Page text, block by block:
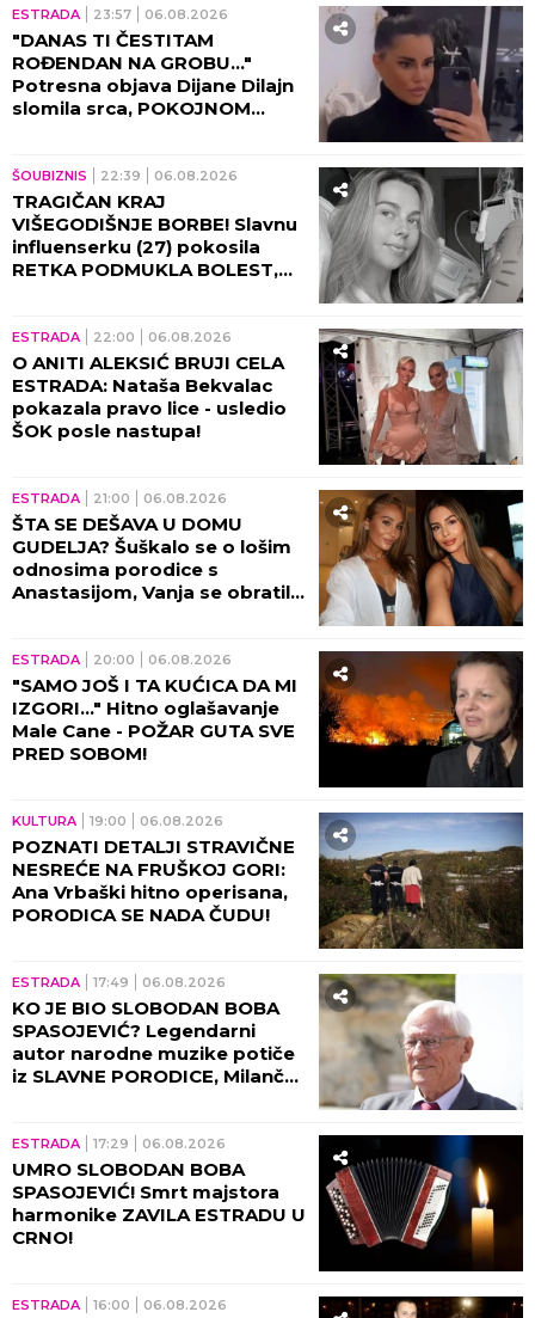
ESTRADA 23:57 06.08.2026
"DANAS TI ČESTITAM
ROĐENDAN NA GROBU..."
Potresna objava Dijane Dilajn
slomila srca, POKOJNOM
ŠOUBIZNIS 22:39 06.08.2026
TRAGIČAN KRAJ
VIŠEGODIŠNJE BORBE! Slavnu
influenserku (27) pokosila
RETKA PODMUKLA BOLEST,
ESTRADA 22:00 06.08.2026
O ANITI ALEKSIĆ BRUJI CELA
ESTRADA: Nataša Bekvalac
pokazala pravo lice - usledio
ŠOK posle nastupa!
ESTRADA 21:00 06.08.2026
ŠTA SE DEŠAVA U DOMU
GUDELJA? Šuškalo se o lošim
odnosima porodice s
Anastasijom, Vanja se obratila
ESTRADA 20:00 06.08.2026
"SAMO JOŠ I TA KUĆICA DA MI
IZGORI..." Hitno oglašavanje
Male Cane - POŽAR GUTA SVE
PRED SOBOM!
KULTURA 19:00 06.08.2026
POZNATI DETALJI STRAVIČNE
NESREĆE NA FRUŠKOJ GORI:
Ana Vrbaški hitno operisana,
PORODICA SE NADA ČUDU!
ESTRADA 17:49 06.08.2026
KO JE BIO SLOBODAN BOBA
SPASOJEVIĆ? Legendarni
autor narodne muzike potiče
iz SLAVNE PORODICE, Milanče
ESTRADA 17:29 06.08.2026
UMRO SLOBODAN BOBA
SPASOJEVIĆ! Smrt majstora
harmonike ZAVILA ESTRADU U
CRNO!
ESTRADA 16:00 06.08.2026